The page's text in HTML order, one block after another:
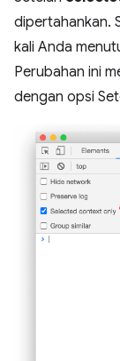
dipertahankan.
kali Anda
Perubahan ini
dengan opsi